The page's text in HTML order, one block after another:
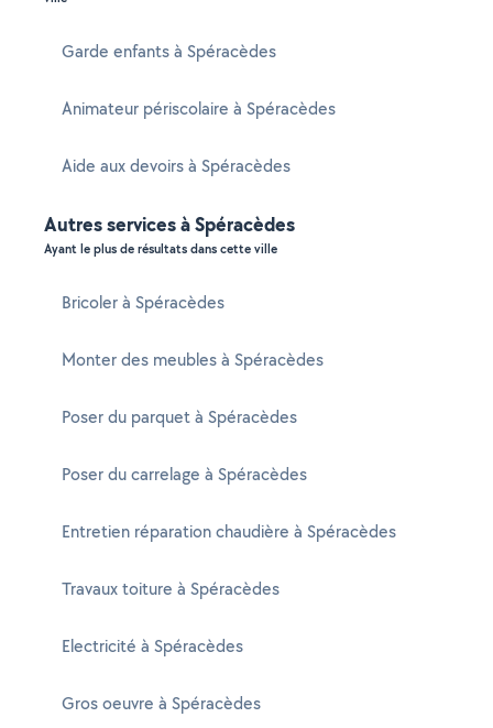
Garde enfants à Spéracèdes
Animateur périscolaire à Spéracèdes
Aide aux devoirs à Spéracèdes
Autres services à Spéracèdes
Ayant le plus de résultats dans cette ville
Bricoler à Spéracèdes
Monter des meubles à Spéracèdes
Poser du parquet à Spéracèdes
Poser du carrelage à Spéracèdes
Entretien réparation chaudière à Spéracèdes
Travaux toiture à Spéracèdes
Electricité à Spéracèdes
Gros oeuvre à Spéracèdes